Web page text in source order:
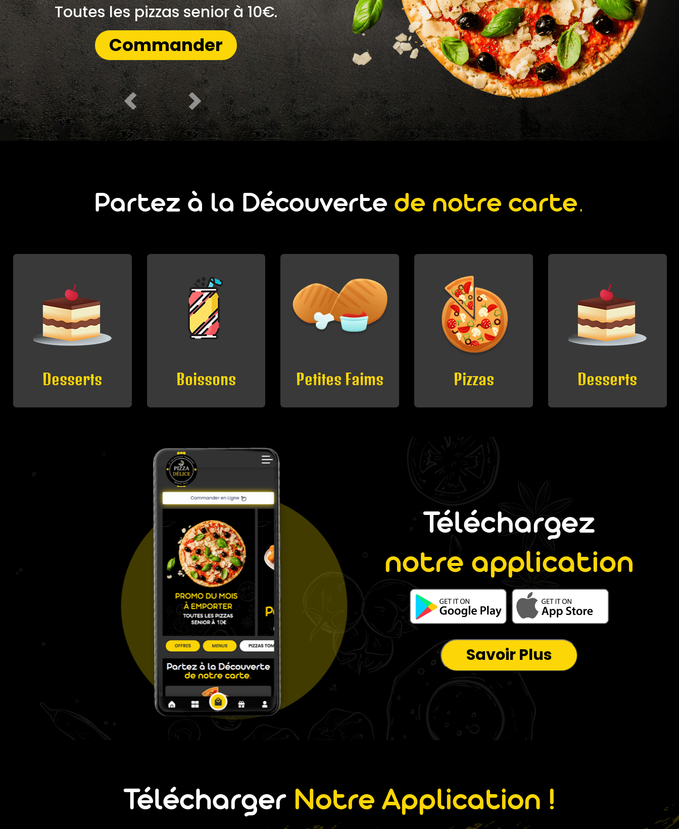
Mobile
Programme De Fidélité
Avis
Mon Compte
Notre Restaurant
Zones de Livraison
Toutes les pizzas senior à 10€.
Commander
Partez à la Découverte de notre carte.
Boissons Petites Faims Pizzas Desserts Boissons
Téléchargez
notre application
Savoir Plus
Télécharger Notre Application !